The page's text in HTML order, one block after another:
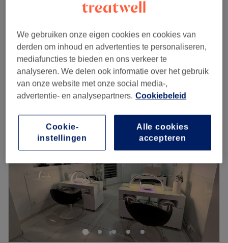
Femme - Épilation à la cire : Sourcils - Entretien
15 min
€10
Kort overzicht salongegevens
Maandag
Gesloten
Woensdag
10:00–19:00
Donderdag
10:00–19:00
Vrijdag
09:00–20:00
Zondag
Gesloten
Cliona Beauty est un institut de beauté situé à Saint-
Gilles en plein cœur de Bruxelles et à quelques minutes à
pied des métros Louise et Hotel de Monnaies et des trams
de la Place Stéphanie. Préparez-vous à une mise en
beauté intégrale et minutieuse de la tête aux pieds :
We gebruiken onze eigen cookies en cookies van
derden om inhoud en advertenties te personaliseren,
mediafuncties te bieden en ons verkeer te
analyseren. We delen ook informatie over het gebruik
van onze website met onze social media-,
advertentie- en analysepartners. Cookiebeleid
Alle cookies
accepteren
Cookie-
instellingen